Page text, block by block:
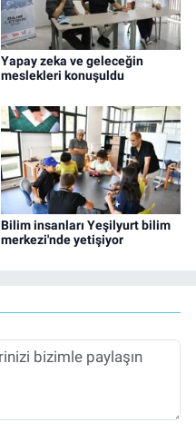
Yapay zeka ve geleceğin
meslekleri konuşuldu
Bilim insanları Yeşilyurt bilim
merkezi'nde yetişiyor